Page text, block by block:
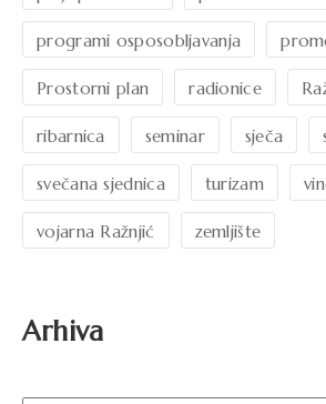
programi osposobljavanja
Prostorni plan radionice
ribarnica seminar sječa
svečana sjednica turizam
vojarna Ražnjić zemljište
Arhiva